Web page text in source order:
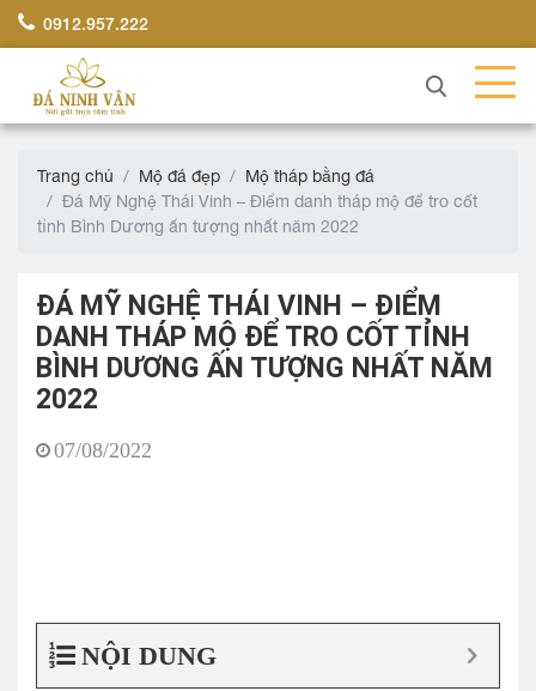
0912.957.222
Trang chủ Mộ đá đẹp
Mộ tháp bằng đá
Đá Mỹ Nghệ Thái Vinh – Điểm danh tháp mộ để tro cốt
tỉnh Bình Dương ấn tượng nhất năm 2022
ĐÁ MỸ NGHỆ THÁI VINH – ĐIỂM
DANH THÁP MỘ ĐỂ TRO CỐT TỈNH
BÌNH DƯƠNG ẤN TƯỢNG NHẤT NĂM
2022
07/08/2022
NỘI DUNG